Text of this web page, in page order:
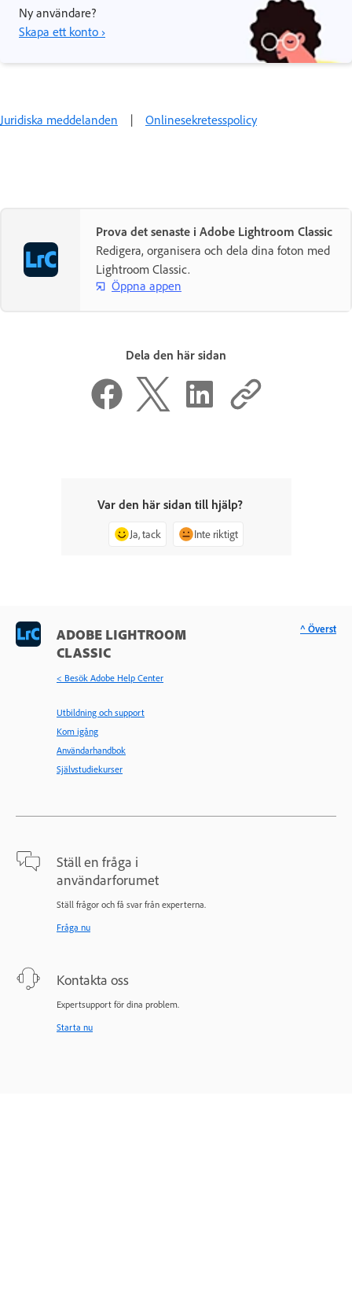
Ny användare?
Skapa ett konto ›
Juridiska meddelanden | Onlinesekretesspolicy
Prova det senaste i Adobe Lightroom Classic
Redigera, organisera och dela dina foton med
Lightroom Classic.
Öppna appen
Dela den här sidan
Var den här sidan till hjälp?
Ja, tack Inte riktigt
ADOBE LIGHTROOM
CLASSIC
< Besök Adobe Help Center
Utbildning och support
Kom igång
Användarhandbok
Självstudiekurser
Ställ en fråga i
användarforumet
Ställ frågor och få svar från experterna.
Fråga nu
Kontakta oss
Expertsupport för dina problem.
Starta nu
^ Överst